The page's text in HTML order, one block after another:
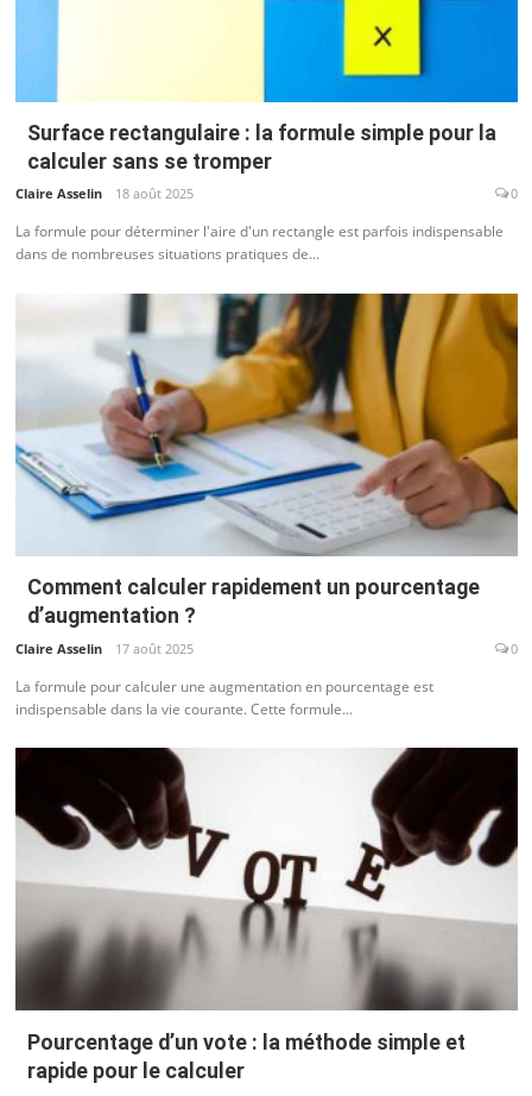
Surface rectangulaire : la formule simple pour la
calculer sans se tromper
Claire Asselin 18 août 2025 0
La formule pour déterminer l'aire d'un rectangle est parfois indispensable
dans de nombreuses situations pratiques de...
Comment calculer rapidement un pourcentage
d’augmentation ?
Claire Asselin 17 août 2025 0
La formule pour calculer une augmentation en pourcentage est
indispensable dans la vie courante. Cette formule...
Pourcentage d’un vote : la méthode simple et
rapide pour le calculer